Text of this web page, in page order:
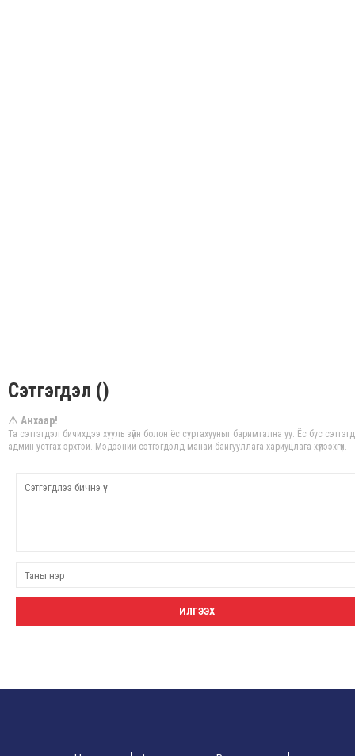
Сэтгэгдэл ()
⚠ Анхаар!
Та сэтгэгдэл бичихдээ хууль зүйн болон ёс суртахууныг баримтална уу. Ёс бус
админ устгах эрхтэй. Мэдээний сэтгэгдэлд манай байгууллага хариуцлага хүлээхгүй.